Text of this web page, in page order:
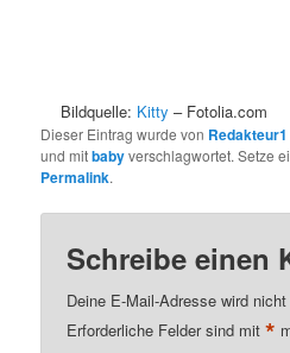
Bildquelle: Kitty – Fotolia.com
Dieser Eintrag wurde von Redakteur1
und mitbabyverschlagwortet. Setze
Permalink.
Schreibe einen
Deine E-Mail-Adresse wird
Erforderliche Felder sind mit*